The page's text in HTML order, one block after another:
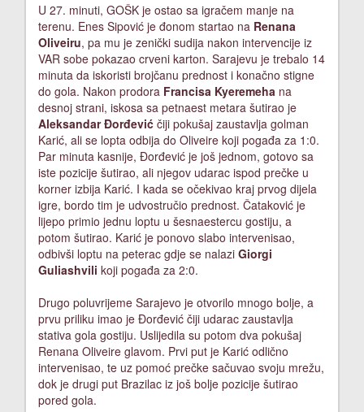
U 27. minuti, GOŠK je ostao sa igračem manje na
terenu. Enes Sipović je đonom startao na Renana
Oliveiru, pa mu je zenički sudija nakon intervencije iz
VAR sobe pokazao crveni karton. Sarajevu je trebalo 14
minuta da iskoristi brojčanu prednost i konačno stigne
do gola. Nakon prodora Francisa Kyeremeha na
desnoj strani, iskosa sa petnaest metara šutirao je
Aleksandar Đorđević čiji pokušaj zaustavlja golman
Karić, ali se lopta odbija do Oliveire koji pogađa za 1:0.
Par minuta kasnije, Đorđević je još jednom, gotovo sa
iste pozicije šutirao, ali njegov udarac ispod prečke u
korner izbija Karić. I kada se očekivao kraj prvog dijela
igre, bordo tim je udvostručio prednost. Čataković je
lijepo primio jednu loptu u šesnaestercu gostiju, a
potom šutirao. Karić je ponovo slabo intervenisao,
odbivši loptu na peterac gdje se nalazi Giorgi
Guliashvili koji pogađa za 2:0.
Drugo poluvrijeme Sarajevo je otvorilo mnogo bolje, a
prvu priliku imao je Đorđević čiji udarac zaustavlja
stativa gola gostiju. Uslijedila su potom dva pokušaj
Renana Oliveire glavom. Prvi put je Karić odlično
intervenisao, te uz pomoć prečke sačuvao svoju mrežu,
dok je drugi put Brazilac iz još bolje pozicije šutirao
pored gola.